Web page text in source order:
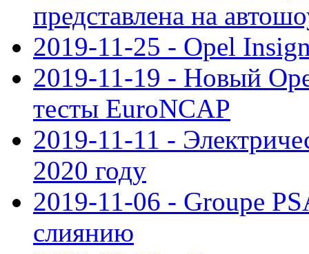
представлена на
2019-11-25 - Opel
2019-11-19 - Новый
тесты EuroNCAP
2019-11-11 -
2020 году
2019-11-06 - Groupe
слиянию